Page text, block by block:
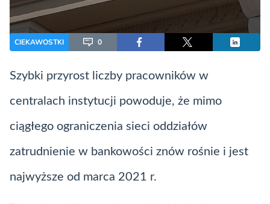
CIEKAWOSTKI 0
Szybki przyrost liczby pracowników w
centralach instytucji powoduje, że mimo
ciągłego ograniczenia sieci oddziałów
zatrudnienie w bankowości znów rośnie i jest
najwyższe od marca 2021 r.